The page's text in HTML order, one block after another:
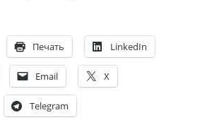
Печать LinkedIn
Email X
Telegram